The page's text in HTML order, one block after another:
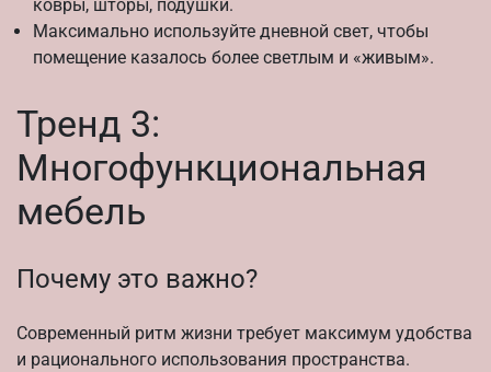
ковры, шторы, подушки.
Максимально используйте дневной свет, чтобы
помещение казалось более светлым и «живым».
Тренд 3:
Многофункциональная
мебель
Почему это важно?
Современный ритм жизни требует максимум удобства
и рационального использования пространства.